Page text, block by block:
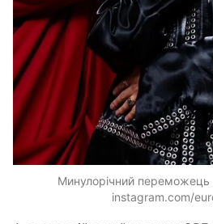
Минулорічний переможець
instagram.com/